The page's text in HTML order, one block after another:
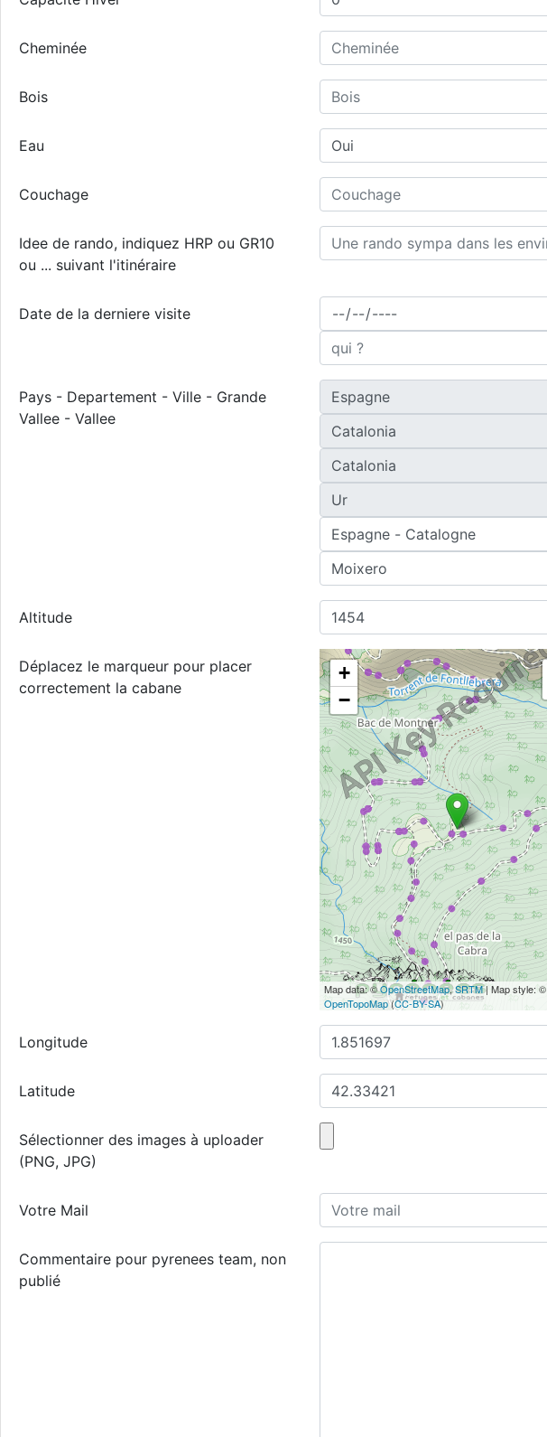
Cheminée
Bois
Eau
Couchage
Idee de rando, indiquez HRP ou GR10
ou ... suivant l'itinéraire
Date de la derniere visite
Pays - Departement - Ville - Grande
Vallee - Vallee
Altitude
Déplacez le marqueur pour placer
correctement la cabane
+
−
Map data: ©OpenStreetMap,SRTM| Map style: ©
OpenTopoMap(CC-BY-SA)
Longitude
Latitude
Sélectionner des images à uploader
(PNG, JPG)
Votre Mail
Commentaire pour pyrenees team, non
publié